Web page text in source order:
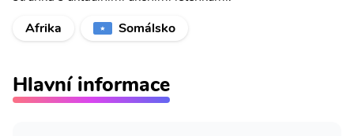
Afrika
Somálsko
Hlavní informace